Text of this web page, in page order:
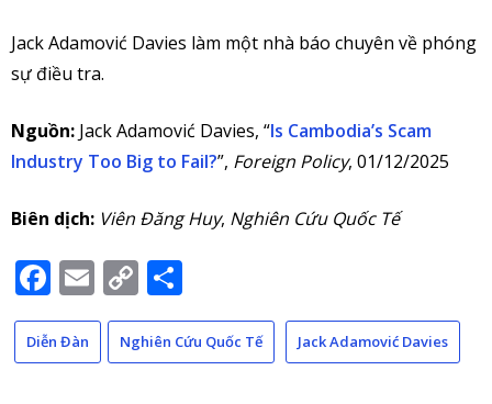
Jack Adamović Davies làm một nhà báo chuyên về phóng
sự điều tra.
Nguồn: Jack Adamović Davies, “Is Cambodia’s Scam
Industry Too Big to Fail?”, Foreign Policy, 01/12/2025
Biên dịch: Viên Đăng Huy, Nghiên Cứu Quốc Tế
Facebook
Email
Copy
Link
Diễn Đàn Nghiên Cứu Quốc Tế Jack Adamović Davies